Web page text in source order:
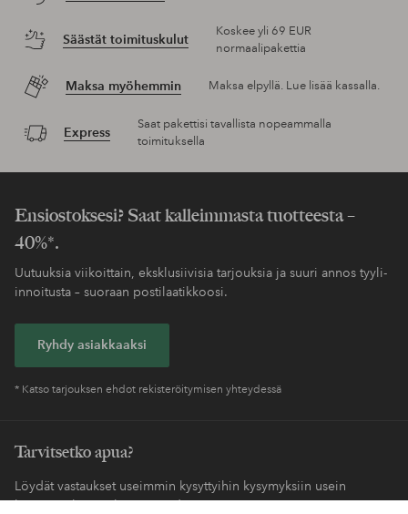
Säästät toimituskulut
Koskee yli 69 EUR
normaalipakettia
Maksa myöhemmin Maksa elpyllä. Lue lisää kassalla.
Express
Saat pakettisi tavallista nopeammalla
toimituksella
Ensiostoksesi? Saat kalleimmasta tuotteesta –
40%*.
Uutuuksia viikoittain, eksklusiivisia tarjouksia ja suuri annos tyyli-
innoitusta – suoraan postilaatikkoosi.
Ryhdy asiakkaaksi
* Katso tarjouksen ehdot rekisteröitymisen yhteydessä
Tarvitsetko apua?
Löydät vastaukset useimmin kysyttyihin kysymyksiin usein
kysytyistä kysymyksistä. Löydät myös tietoa siitä, miten voit ottaa